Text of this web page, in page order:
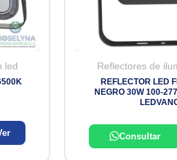
led Reflectores de
REFLECTOR LED
NEGRO 30W 100-
Consultar